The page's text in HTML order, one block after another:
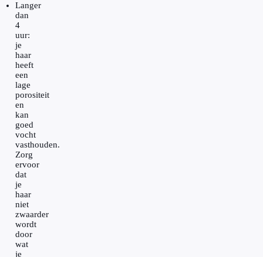
Langer
dan
4
uur:
je
haar
heeft
een
lage
porositeit
en
kan
goed
vocht
vasthouden.
Zorg
ervoor
dat
je
haar
niet
zwaarder
wordt
door
wat
je